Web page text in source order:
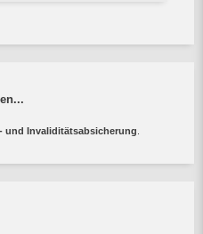
und Invaliditätsabsicherung